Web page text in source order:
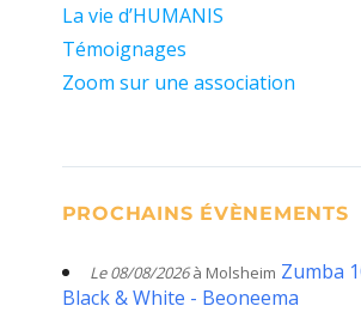
La vie d’HUMANIS
Témoignages
Zoom sur une association
PROCHAINS ÉVÈNEMENTS
Le 08/08/2026à Molsheim Zumba
Black & White - Beoneema